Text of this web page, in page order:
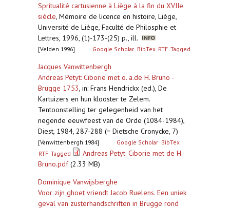
Spritualité cartusienne à Liège à la fin du XVIIe
siècle, Mémoire de licence en histoire, Liège,
Université de Liège, Faculté de Philosphie et
Lettres, 1996, (1)-173-(25) p., ill.
[Velden 1996] Google Scholar BibTex RTF Tagged
Jacques Vanwittenbergh
Andreas Petyt: Ciborie met o. a.de H. Bruno -
Brugge 1753, in: Frans Hendrickx (ed.), De
Kartuizers en hun klooster te Zelem.
Tentoonstelling ter gelegenheid van het
negende eeuwfeest van de Orde (1084-1984),
Diest, 1984, 287-288 (= Dietsche Cronycke, 7)
[Vanwittenbergh 1984] Google Scholar BibTex
RTF Tagged
Andreas Petyt_Ciborie met de H.
Bruno.pdf(2.33 MB)
Dominique Vanwijsberghe
Voor zijn ghoet vriendt Jacob Ruelens. Een uniek
geval van zusterhandschriften in Brugge rond